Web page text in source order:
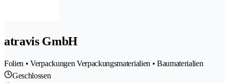
atravis GmbH
Folien • Verpackungen Verpackungsmaterialien • Baumaterialien
Geschlossen